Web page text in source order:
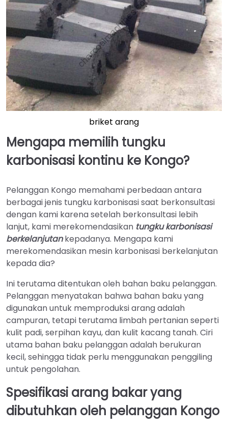
briket arang
Mengapa memilih tungku
karbonisasi kontinu ke Kongo?
Pelanggan Kongo memahami perbedaan antara
berbagai jenis tungku karbonisasi saat berkonsultasi
dengan kami karena setelah berkonsultasi lebih
lanjut, kami merekomendasikan tungku karbonisasi
berkelanjutankepadanya. Mengapa kami
merekomendasikan mesin karbonisasi berkelanjutan
kepada dia?
Ini terutama ditentukan oleh bahan baku pelanggan.
Pelanggan menyatakan bahwa bahan baku yang
digunakan untuk memproduksi arang adalah
campuran, tetapi terutama limbah pertanian seperti
kulit padi, serpihan kayu, dan kulit kacang tanah. Ciri
utama bahan baku pelanggan adalah berukuran
kecil, sehingga tidak perlu menggunakan penggiling
untuk pengolahan.
Spesifikasi arang bakar yang
dibutuhkan oleh pelanggan Kongo